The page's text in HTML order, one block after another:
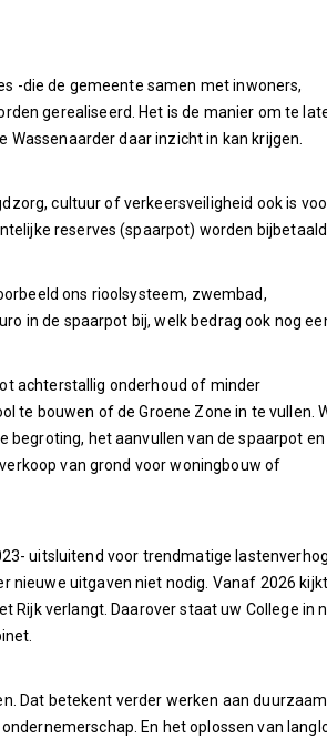
-die de gemeente samen met inwoners,
gerealiseerd. Het is de manier om te
daar inzicht in kan krijgen.
cultuur of verkeersveiligheid ook is
reserves (spaarpot) worden bijbetaald.
ons rioolsysteem, zwembad,
in de spaarpot bij, welk bedrag ook nog
achterstallig onderhoud of minder
te bouwen of de Groene Zone in te vullen.
het aanvullen van de spaarpot en
van grond voor woningbouw of
uitsluitend voor trendmatige
nieuwe uitgaven niet nodig. Vanaf 2026
Rijk verlangt. Daarover staat uw College in
Dat betekent verder werken aan
En het oplossen van